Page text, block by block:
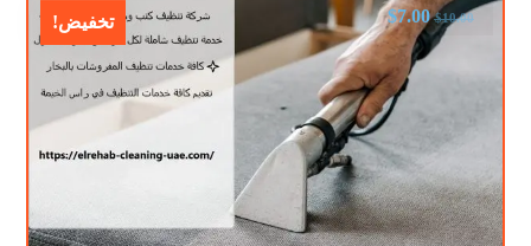
تخفيض! $10.00
$7.00